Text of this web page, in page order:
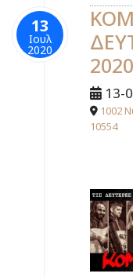
13
Ιουλ
2020
13-
1002
10554